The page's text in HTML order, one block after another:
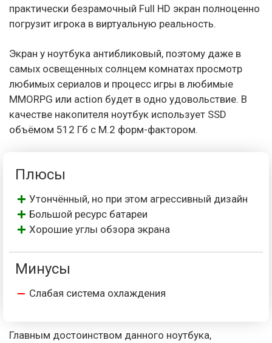
практически безрамочный Full HD экран полноценно
погрузит игрока в виртуальную реальность.
Экран у ноутбука антибликовый, поэтому даже в
самых освещенных солнцем комнатах просмотр
любимых сериалов и процесс игры в любимые
MMORPG или action будет в одно удовольствие. В
качестве накопителя ноутбук использует SSD
объёмом 512 Гб с M.2 форм-фактором.
Плюсы
Утончённый, но при этом агрессивный дизайн
Большой ресурс батареи
Хорошие углы обзора экрана
Минусы
Слабая система охлаждения
Главным достоинством данного ноутбука,